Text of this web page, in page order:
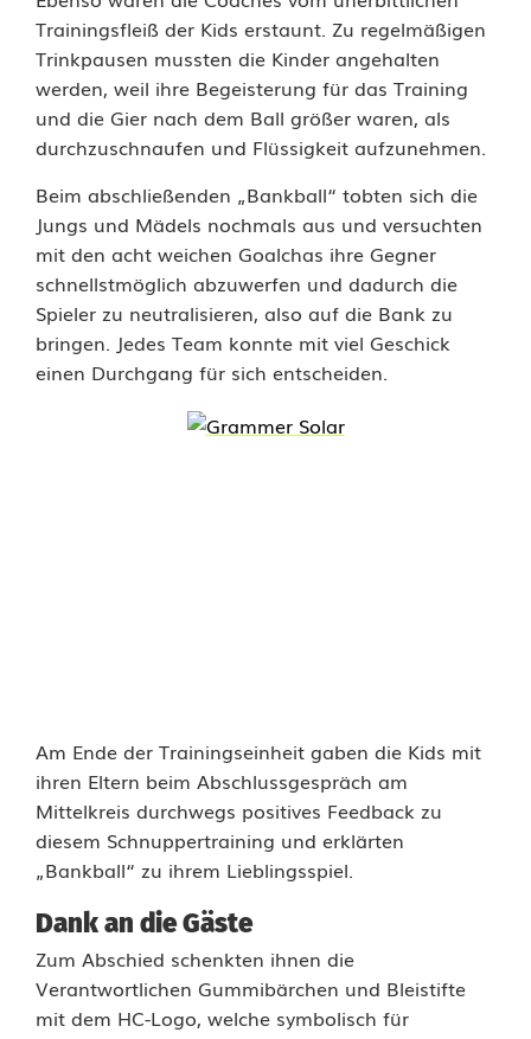
p
o
r
a
r
t
Trainingsfleiß der Kids erstaunt. Zu regelmäßigen
Trinkpausen mussten die Kinder angehalten
werden, weil ihre Begeisterung für das Training
und die Gier nach dem Ball größer waren, als
durchzuschnaufen und Flüssigkeit aufzunehmen.
Beim abschließenden „Bankball“ tobten sich die
Jungs und Mädels nochmals aus und versuchten
mit den acht weichen Goalchas ihre Gegner
schnellstmöglich abzuwerfen und dadurch die
Spieler zu neutralisieren, also auf die Bank zu
bringen. Jedes Team konnte mit viel Geschick
einen Durchgang für sich entscheiden.
Am Ende der Trainingseinheit gaben die Kids mit
ihren Eltern beim Abschlussgespräch am
Mittelkreis durchwegs positives Feedback zu
diesem Schnuppertraining und erklärten
„Bankball“ zu ihrem Lieblingsspiel.
Dank an die Gäste
Zum Abschied schenkten ihnen die
Verantwortlichen Gummibärchen und Bleistifte
mit dem HC-Logo, welche symbolisch für